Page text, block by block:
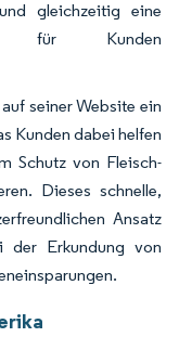
gleichzeitig eine
für Kunden
seiner Website ein
Kunden dabei helfen
Schutz von Fleisch-
Dieses schnelle,
Ansatz
der Erkundung von